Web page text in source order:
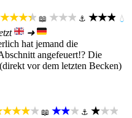
📖 ★★★ ⚓ ★★★ 💧
➜
hat jemand die
angefeuert!? Die
vor dem letzten Becken)
📖 ★★★ ⚓ ★★★